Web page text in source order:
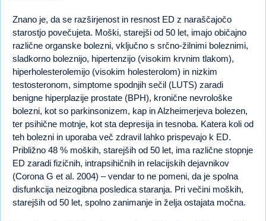
Znano je, da se razširjenost in resnost ED z naraščajočo
starostjo povečujeta. Moški, starejši od 50 let, imajo običajno
različne organske bolezni, vključno s srčno-žilnimi boleznimi,
sladkorno boleznijo, hipertenzijo (visokim krvnim tlakom),
hiperholesterolemijo (visokim holesterolom) in nizkim
testosteronom, simptome spodnjih sečil (LUTS) zaradi
benigne hiperplazije prostate (BPH), kronične nevrološke
bolezni, kot so parkinsonizem, kap in Alzheimerjeva bolezen,
ter psihične motnje, kot sta depresija in tesnoba. Katera koli od
teh bolezni in uporaba več zdravil lahko prispevajo k ED.
Približno 48 % moških, starejših od 50 let, ima različne stopnje
ED zaradi fizičnih, intrapsihičnih in relacijskih dejavnikov
(Corona G et al. 2004) – vendar to ne pomeni, da je spolna
disfunkcija neizogibna posledica staranja. Pri večini moških,
starejših od 50 let, spolno zanimanje in želja ostajata močna.